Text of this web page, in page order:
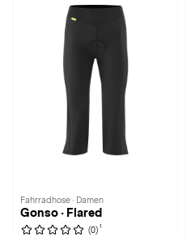
Fahrradhose · Damen
Gonso · Flared
(0) 1